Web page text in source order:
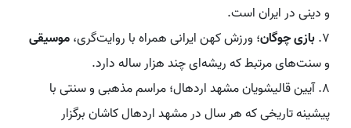
و دینی در ایران است.
۷. بازی چوگان؛ ورزش کهن ایرانی همراه با روایت‌گری،موسیقی
و سنت‌های مرتبط که ریشه‌ای چند هزار ساله دارد.
۸. آیین قالیشویان مشهد اردهال؛ مراسم مذهبی و سنتی با
پیشینه تاریخی که هر سال در مشهد اردهال کاشان برگزار